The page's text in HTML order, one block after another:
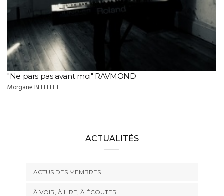
"Ne pars pas avant moi" RAVMOND
Morgane BELLEFET
ACTUALITÉS
ACTUS DES MEMBRES
À VOIR, À LIRE, À ÉCOUTER